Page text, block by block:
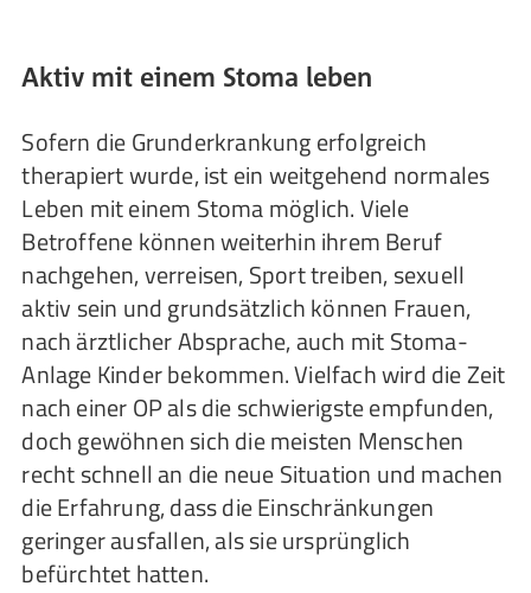
Aktiv mit einem Stoma leben
Sofern die Grunderkrankung erfolgreich
therapiert wurde, ist ein weitgehend normales
Leben mit einem Stoma möglich. Viele
Betroffene können weiterhin ihrem Beruf
nachgehen, verreisen, Sport treiben, sexuell
aktiv sein und grundsätzlich können Frauen,
nach ärztlicher Absprache, auch mit Stoma-
Anlage Kinder bekommen. Vielfach wird die Zeit
nach einer OP als die schwierigste empfunden,
doch gewöhnen sich die meisten Menschen
recht schnell an die neue Situation und machen
die Erfahrung, dass die Einschränkungen
geringer ausfallen, als sie ursprünglich
befürchtet hatten.